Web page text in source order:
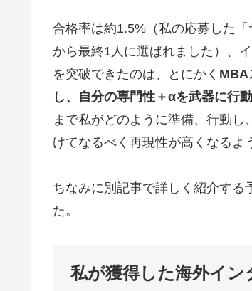
合格率は約1.5% （私の応募した
から最終1人に選ばれました）、
を突破できたのは、とにかく MBA
し、自分の専門性＋αを武器に行
まで私がどのように準備、行動
けてなるべく再現性が高くなるよ
ちなみに別記事で詳しく紹介する
た。
私が獲得した海外イ